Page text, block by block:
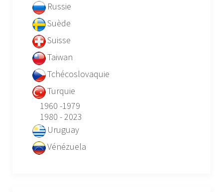
Russie
Suède
Suisse
Taiwan
Tchécoslovaquie
Turquie
1960 -1979
1980 - 2023
Uruguay
Vénézuela